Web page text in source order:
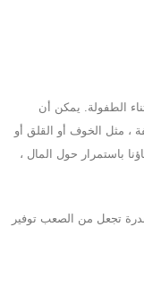
الطفولة. يمكن أن
، مثل الخوف أو القلق أو
باستمرار حول المال ،
تجعل من الصعب توفير